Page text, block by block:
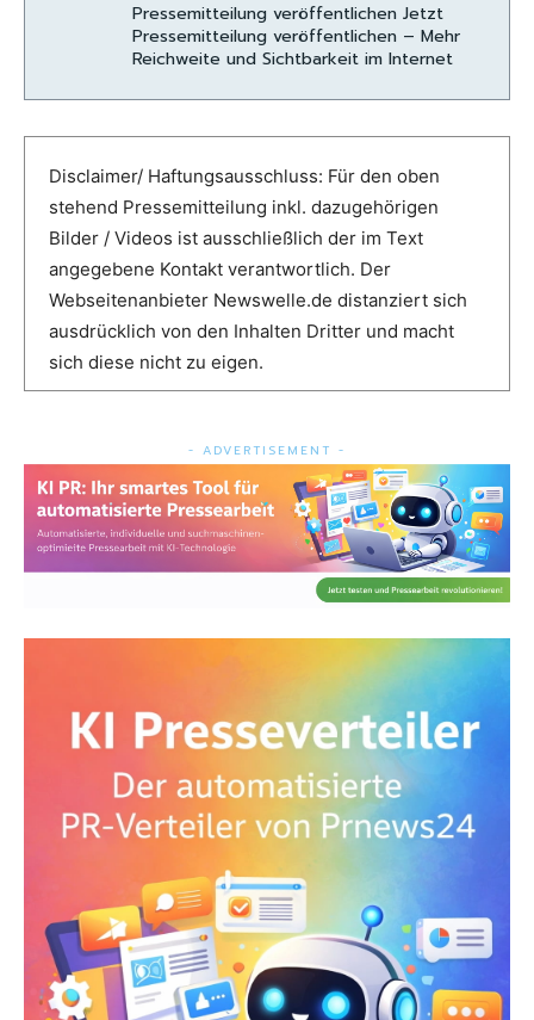
Pressemitteilung veröffentlichen Jetzt
Pressemitteilung veröffentlichen – Mehr
Reichweite und Sichtbarkeit im Internet
Disclaimer/ Haftungsausschluss: Für den oben
stehend Pressemitteilung inkl. dazugehörigen
Bilder / Videos ist ausschließlich der im Text
angegebene Kontakt verantwortlich. Der
Webseitenanbieter Newswelle.de distanziert sich
ausdrücklich von den Inhalten Dritter und macht
sich diese nicht zu eigen.
- ADVERTISEMENT -